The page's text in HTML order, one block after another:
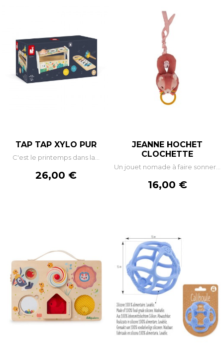
TAP TAP XYLO PUR
C'est le printemps dans la...
Prix
26,00 €
JEANNE HOCHET
CLOCHETTE
Un jouet nomade à faire sonner...
Prix
16,00 €